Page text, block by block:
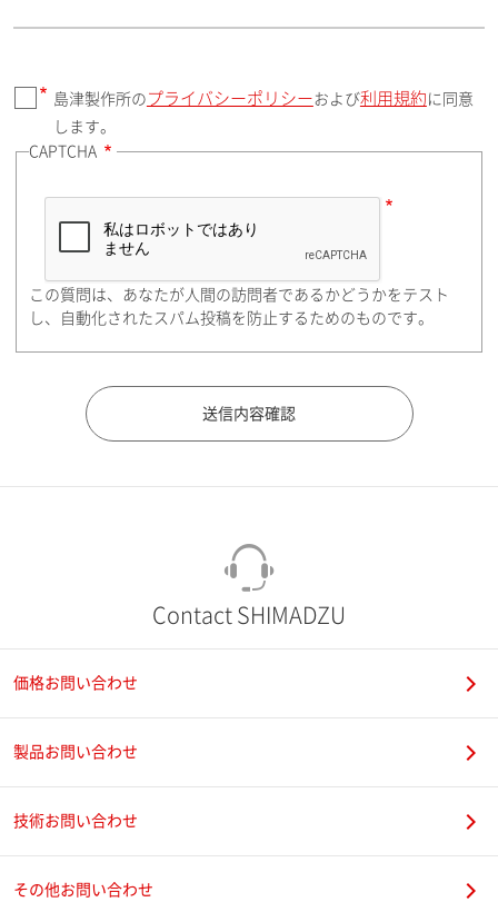
郵便番号（勤務先）
住所検索
都道府県（勤務先）
島津製作所の プライバシーポリシーおよび利用規約 に同意
します。
CAPTCHA
この質問は、あなたが人間の訪問者であるかどうかをテスト
し、自動化されたスパム投稿を防止するためのものです。
Contact SHIMADZU
価格お問い合わせ
製品お問い合わせ
技術お問い合わせ
その他お問い合わせ